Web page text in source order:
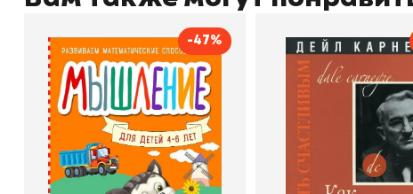
-47%
Мышление
Автор
Светлана Шкляревская
Издательство
Эксмодетство
Как стать
Автор
Издательство
+998 99 908 95 99 info@bookhunter.uz